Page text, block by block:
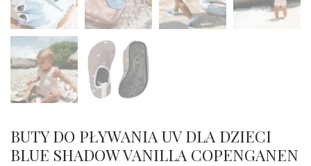
BUTY DO PŁYWANIA UV DLA DZIECI
BLUE SHADOW VANILLA COPENGANEN